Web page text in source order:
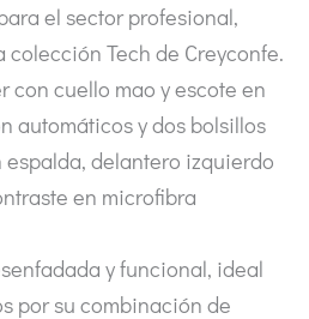
el sector profesional,
colección Tech de Creyconfe.
con cuello mao y escote en
automáticos y dos bolsillos
delantero izquierdo
en microfibra
y funcional, ideal
por su combinación de